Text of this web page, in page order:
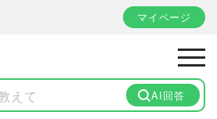
マイページ
AI回答